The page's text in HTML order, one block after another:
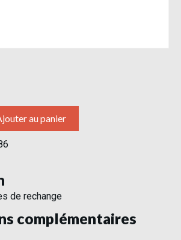
au panier
de rechange
complémentaires